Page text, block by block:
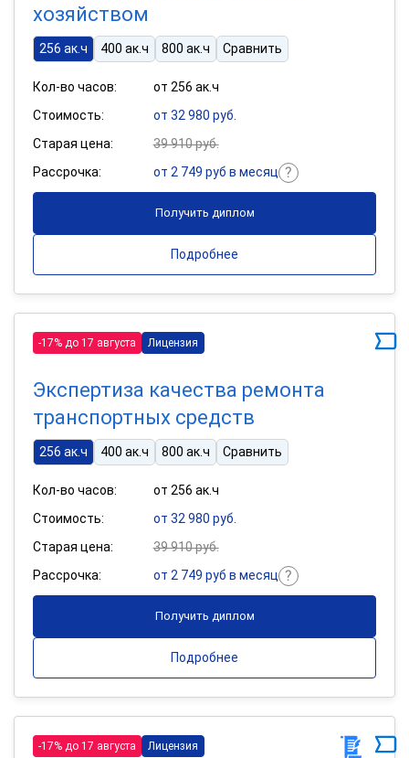
хозяйством
256 ак.ч 400 ак.ч 800 ак.ч Сравнить
Кол-во часов:
от 256 ак.ч
Стоимость:
от 32 980 руб.
Старая цена:
39 910 руб.
Рассрочка:
от 2 749 руб в месяц
Получить диплом
Подробнее
-17% до 17 августа Лицензия
Экспертиза качества ремонта
транспортных средств
256 ак.ч 400 ак.ч 800 ак.ч Сравнить
Кол-во часов:
от 256 ак.ч
Стоимость:
от 32 980 руб.
Старая цена:
39 910 руб.
Рассрочка:
от 2 749 руб в месяц
Получить диплом
Подробнее
-17% до 17 августа Лицензия